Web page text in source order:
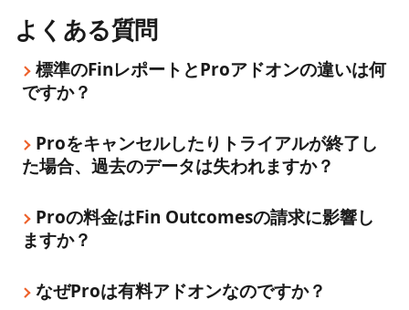
よくある質問
標準のFinレポートとProアドオンの違いは何
ですか？
Proをキャンセルしたりトライアルが終了し
た場合、過去のデータは失われますか？
Proの料金はFin Outcomesの請求に影響し
ますか？
なぜProは有料アドオンなのですか？